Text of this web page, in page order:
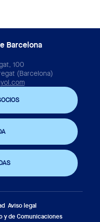
100
(Barcelona)
Aviso legal
y de Comunicaciones